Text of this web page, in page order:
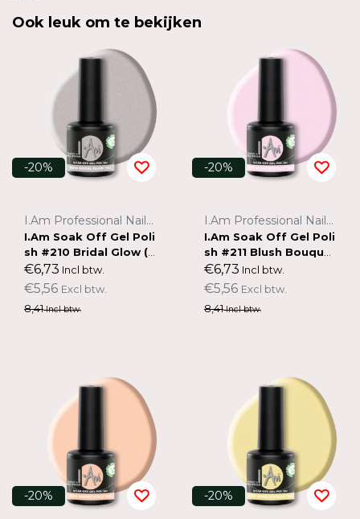
Ook leuk om te bekijken
-20%
I.Am Professional Nail Systems
I.Am Soak Off Gel Poli
sh #210 Bridal Glow (7
ml)
€6,73 Incl btw.
€5,56 Excl btw.
8,41Incl btw.
-20%
I.Am Professional Nail Systems
I.Am Soak Off Gel Poli
sh #211 Blush Bouque
t (7ml)
€6,73 Incl btw.
€5,56 Excl btw.
8,41Incl btw.
-20% -20%